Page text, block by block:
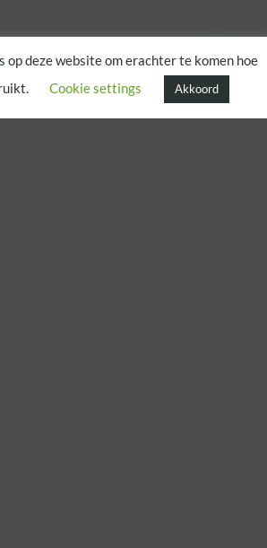
op deze website om erachter te komen hoe
Cookie settings Akkoord